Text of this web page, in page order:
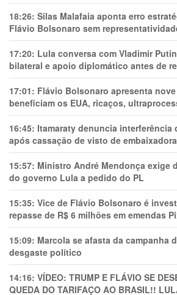
18:26: Silas Malafaia aponta erro
Flávio Bolsonaro sem
17:20: Lula conversa com Vladimir
bilateral e apoio diplomático antes de
17:01: Flávio Bolsonaro apresenta
beneficiam os EUA, ricaços,
16:45: Itamaraty denuncia interferência
após cassação de visto de
15:57: Ministro André Mendonça exige
do governo Lula a pedido do PL
15:35: Vice de Flávio Bolsonaro é
repasse de R$ 6 milhões em emendas
15:09: Marcola se afasta da campanha
desgaste político
14:16: VÍDEO: TRUMP E FLÁVIO SE
QUEDA DO TARIFAÇO AO BRASIL!!